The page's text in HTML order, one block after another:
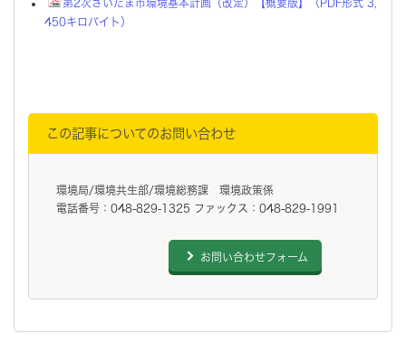
第2次さいたま市環境基本計画（改定）【概要版】（PDF形式 3,
450キロバイト）
この記事についてのお問い合わせ
環境局/環境共生部/環境総務課 環境政策係
電話番号：048-829-1325 ファックス：048-829-1991
お問い合わせフォーム